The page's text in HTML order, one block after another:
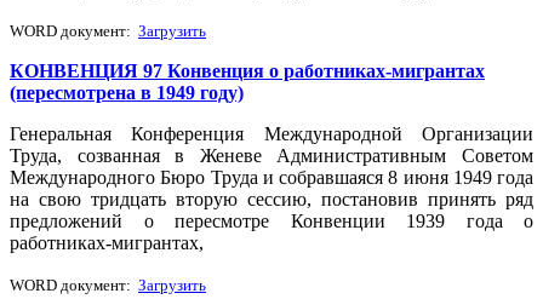
WORD документ: Загрузить
КОНВЕНЦИЯ 97 Конвенция о работниках-мигрантах
(пересмотрена в 1949 году)
Генеральная Конференция Международной Организации
Труда, созванная в Женеве Административным Советом
Международного Бюро Труда и собравшаяся 8 июня 1949 года
на свою тридцать вторую сессию, постановив принять ряд
предложений о пересмотре Конвенции 1939 года о
работниках-мигрантах,
WORD документ: Загрузить